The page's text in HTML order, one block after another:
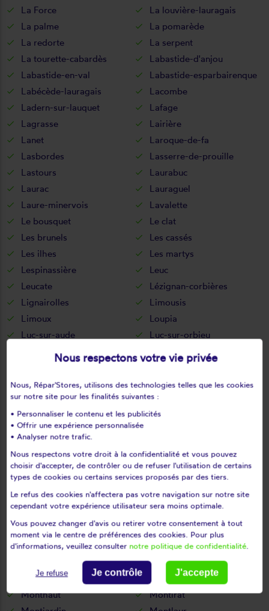
La Force
La louvière-lauragais
La palme
La pomarède
La redorte
La serpent
La tourette-cabardès
Labastide-d'anjou
Labastide-en-val
Labastide-esparbairenque
Labécède-lauragais
Lacombe
Ladern-sur-lauquet
Lafage
Lagrasse
Lairière
Lanet
Laroque-de-fa
Lasbordes
Lasserre-de-prouille
Lastours
Laurabuc
Laurac
Lauraguel
Laure-minervois
Lavalette
Le bousquet
Le clat
Les brunels
Les cassés
Les ilhes
Les martys
Lespinassière
Leuc
Leucate
Lézignan-corbières
Lignairolles
Limousis
Limoux
Loupia
Luc-sur-aude
Luc-sur-orbieu
Mailhac
Malves-en-minervois
Malviès
Marcorignan
Marquein
Marsa
Marseillette
Mas-cabardès
Mas-des-cours
Mayronnes
Mazerolles-du-razès
Mazuby
Mérial
Mézerville
Miraval-cabardes
Mirepeisset
Mireval-lauragais
Molandier
Molleville
Montazels
Montbrun-des-corbières
Montferrand
Montfort-sur-boulzane
Montgradail
Monthaut
Montirat
Nous respectons votre vie privée
Nous, Répar'Stores, utilisons des technologies telles que les cookies
sur notre site pour les finalités suivantes :
• Personnaliser le contenu et les publicités
• Offrir une expérience personnalisée
• Analyser notre trafic.
Nous respectons votre droit à la confidentialité et vous pouvez
choisir d'accepter, de contrôler ou de refuser l'utilisation de certains
types de cookies ou certains services proposés par des tiers.
Le refus des cookies n'affectera pas votre navigation sur notre site
cependant votre expérience utilisateur sera moins optimale.
Vous pouvez changer d'avis ou retirer votre consentement à tout
moment via le centre de préférences des cookies. Pour plus
d'informations, veuillez consulter notre politique de confidentialité.
Je refuse Je contrôle J'accepte